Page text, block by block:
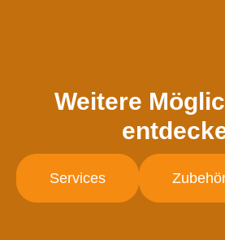
Weitere
Services